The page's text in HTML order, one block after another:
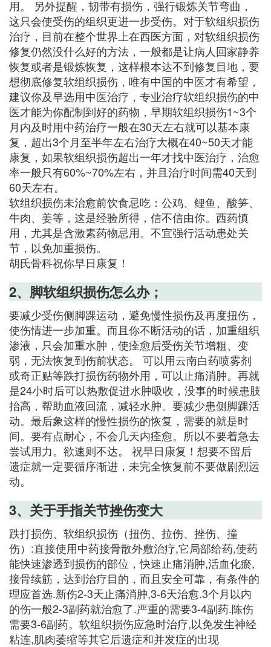
用。 另外提醒，韧带有损伤，强行锻炼关节弯曲，
这只会使受伤的组织更进一步受伤。对于软组织损伤
治疗，目前在整个世界上在西医方面，对软组织损伤
修复仍然没什么好的方法，一般都是让病人回家静养
恢复或者是锻炼恢复，这样根本达不到修复目地，要
想彻底修复软组织损伤，唯有中国的中医才有希望，
建议你及早选用中医治疗，专业治疗软组织损伤的中
医才能为你配制到好的药物，早期软组织损伤1~3个
月内及时用中药治疗一般在30天左右就可以基本康
复，超出3个月至半年左右治疗大概在40~50天才能
康复，如果软组织损伤超出一年才找中医治疗，治愈
率一般只有60%~70%左右，并且治疗时间需40天到
60天左右。
软组织损伤未治愈前饮食忌吃：公鸡、鲤鱼、酸笋、
牛肉、姜等，这是经验所得，信不信由你。西药慎
用，尤其是含激素药物忌用。不宜强行活动患处关
节，以免加重损伤。
胡氏骨科祝你早日康复！
2、脚软组织损伤怎么办；
要减少受伤侧脚踝运动，避免慢性损伤及再度扭伤，
使伤情进一步加重。而且你不断活动的话，加重组织
渗液，只会加重水肿，使痊愈后受伤关节增粗、变
弱，无法恢复到伤前状态。 可以用云南白药喷雾剂
或奇正贴等跌打损伤药物外用，可以止痛消肿。再就
是24小时后可以热敷促进水肿吸收，没事的时候患肢
抬高，帮助血液回流，减轻水肿。要减少患侧脚踝活
动。最后象这样的慢性损伤的恢复，需要的就是时
间。要有点耐心，不会几天内痊愈。所以不要着急去
尝试用力。欲速则不达。 祝早日康复！想要不留后
遗症就一定要循序渐进，未完全恢复前不要做剧烈运
动。
3、关于手指关节挫伤变大
跌打损伤、软组织损伤（扭伤、拉伤、挫伤、撞
伤）:直接使用中药接骨散外敷治疗,它局部给药,使药
能快速渗透到损伤的部位，快速止痛消肿,活血化瘀,
接骨续筋，达到治疗目的，而且安全可靠，有条件的
理应首选.新伤2-3天止痛消肿,3-6天治愈.3个月以内
的伤一般2-3副药就治愈了.严重的需要3-4副药.陈伤
需要3-6副药。软组织损伤应急时治疗,以免发生神经
粘连,肌肉萎缩等其它后遗症和并发症的出现